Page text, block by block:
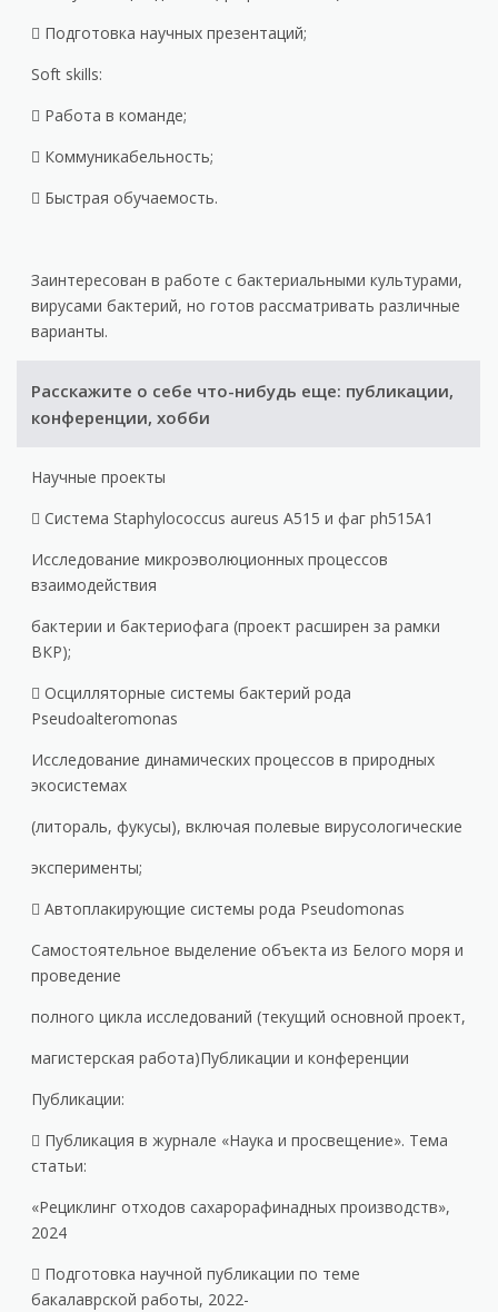
 Подготовка научных презентаций;
Soft skills:
 Работа в команде;
 Коммуникабельность;
 Быстрая обучаемость.
Заинтересован в работе с бактериальными культурами,
вирусами бактерий, но готов рассматривать различные
варианты.
Расскажите о себе что-нибудь еще: публикации,
конференции, хобби
Научные проекты
 Система Staphylococcus aureus A515 и фаг ph515A1
Исследование микроэволюционных процессов
взаимодействия
бактерии и бактериофага (проект расширен за рамки
ВКР);
 Осцилляторные системы бактерий рода
Pseudoalteromonas
Исследование динамических процессов в природных
экосистемах
(литораль, фукусы), включая полевые вирусологические
эксперименты;
 Автоплакирующие системы рода Pseudomonas
Самостоятельное выделение объекта из Белого моря и
проведение
полного цикла исследований (текущий основной проект,
магистерская работа)Публикации и конференции
Публикации:
 Публикация в журнале «Наука и просвещение». Тема
статьи:
«Рециклинг отходов сахарорафинадных производств»,
2024
 Подготовка научной публикации по теме
бакалаврской работы, 2022-